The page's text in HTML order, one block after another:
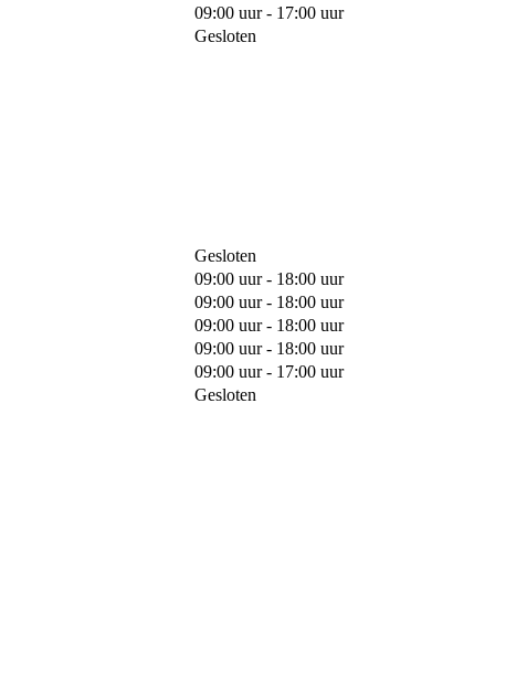
09:00 uur - 17:00 uur
Gesloten
Gesloten
09:00 uur - 18:00 uur
09:00 uur - 18:00 uur
09:00 uur - 18:00 uur
09:00 uur - 18:00 uur
09:00 uur - 17:00 uur
Gesloten